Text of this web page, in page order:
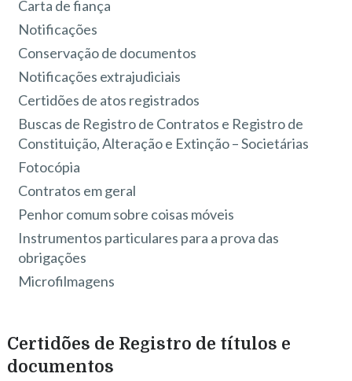
Carta de fiança
Notificações
Conservação de documentos
Notificações extrajudiciais
Certidões de atos registrados
Buscas de Registro de Contratos e Registro de
Constituição, Alteração e Extinção – Societárias
Fotocópia
Contratos em geral
Penhor comum sobre coisas móveis
Instrumentos particulares para a prova das
obrigações
Microfilmagens
Certidões de Registro de títulos e
documentos